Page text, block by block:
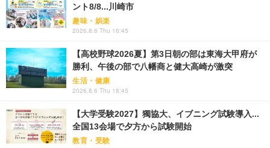
ント8/8...川崎市
趣味・娯楽
2026.8.6 Thu 16:45
【高校野球2026夏】第3日朝の部は東海大甲府が
勝利、午後の部で八幡商と健大高崎が激突
生活・健康
2026.8.6 Thu 18:45
【大学受験2027】獨協大、イブニング試験導入...
全国13会場で夕方から試験開始
教育・受験